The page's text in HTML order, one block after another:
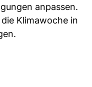
anpassen.
Klimawoche in